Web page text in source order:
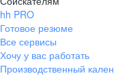
hh PRO
Готовое резюме
Все сервисы
Хочу у вас работать
Производственный